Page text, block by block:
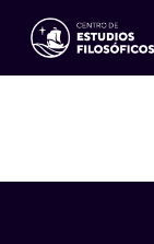
Eventos